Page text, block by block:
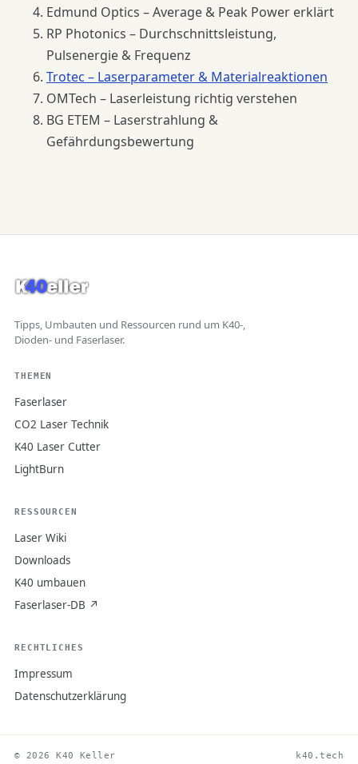
Edmund Optics – Average & Peak Power erklärt
RP Photonics – Durchschnittsleistung,
Pulsenergie & Frequenz
Trotec – Laserparameter & Materialreaktionen
OMTech – Laserleistung richtig verstehen
BG ETEM – Laserstrahlung &
Gefährdungsbewertung
Tipps, Umbauten und Ressourcen rund um K40-,
Dioden- und Faserlaser.
THEMEN
Faserlaser
CO2 Laser Technik
K40 Laser Cutter
LightBurn
RESSOURCEN
Laser Wiki
Downloads
K40 umbauen
Faserlaser-DB ↗
RECHTLICHES
Impressum
Datenschutzerklärung
© 2026 K40 Keller k40.tech